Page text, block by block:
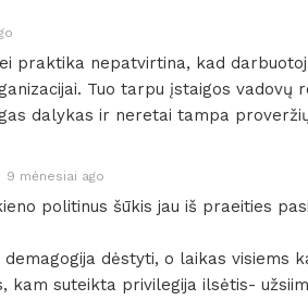
praktika nepatvirtina, kad
Tuo tarpu įstaigos vadovų
dalykas ir neretai tampa
9 mėnesiai ago
politinus šūkis jau iš praeities
dėstyti, o laikas visiems
kam suteikta privilegija ilsėtis-